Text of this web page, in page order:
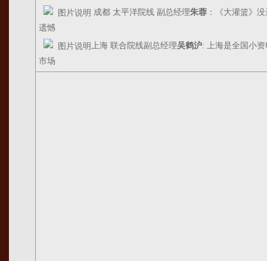
成都 太平洋院线 副总经理朱蓉：《大灌篮》
遗憾
上海 联合院线副总经理吴鹤沪: 上海是全国小
市场